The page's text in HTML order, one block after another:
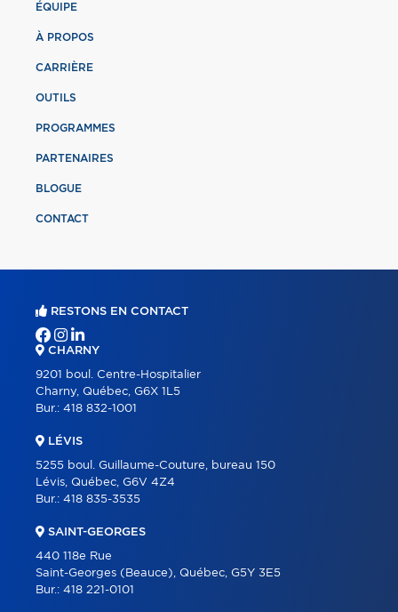
ÉQUIPE
À PROPOS
CARRIÈRE
OUTILS
PROGRAMMES
PARTENAIRES
BLOGUE
CONTACT
RESTONS EN CONTACT
CHARNY
9201 boul. Centre-Hospitalier
Charny, Québec, G6X 1L5
Bur.: 418 832-1001
LÉVIS
5255 boul. Guillaume-Couture, bureau 150
Lévis, Québec, G6V 4Z4
Bur.: 418 835-3535
SAINT-GEORGES
440 118e Rue
Saint-Georges (Beauce), Québec, G5Y 3E5
Bur.: 418 221-0101